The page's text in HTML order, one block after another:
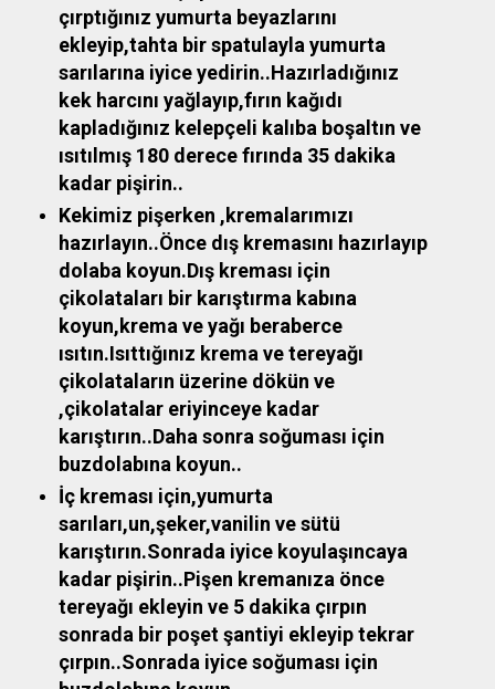
çırptığınız yumurta beyazlarını
ekleyip,tahta bir spatulayla yumurta
sarılarına iyice yedirin..Hazırladığınız
kek harcını yağlayıp,fırın kağıdı
kapladığınız kelepçeli kalıba boşaltın ve
ısıtılmış 180 derece fırında 35 dakika
kadar pişirin..
Kekimiz pişerken ,kremalarımızı
hazırlayın..Önce dış kremasını hazırlayıp
dolaba koyun.Dış kreması için
çikolataları bir karıştırma kabına
koyun,krema ve yağı beraberce
ısıtın.Isıttığınız krema ve tereyağı
çikolataların üzerine dökün ve
,çikolatalar eriyinceye kadar
karıştırın..Daha sonra soğuması için
buzdolabına koyun..
İç kreması için,yumurta
sarıları,un,şeker,vanilin ve sütü
karıştırın.Sonrada iyice koyulaşıncaya
kadar pişirin..Pişen kremanıza önce
tereyağı ekleyin ve 5 dakika çırpın
sonrada bir poşet şantiyi ekleyip tekrar
çırpın..Sonrada iyice soğuması için